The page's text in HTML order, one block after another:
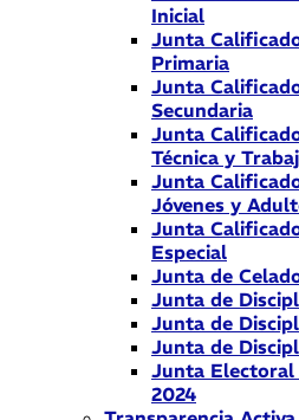
Inicial
Junta
Primaria
Junta
Secundaria
Junta
Técnica y
Junta
Jóvenes y
Junta
Especial
Junta de
Junta de
Junta de
Junta de
Junta Electoral
2024